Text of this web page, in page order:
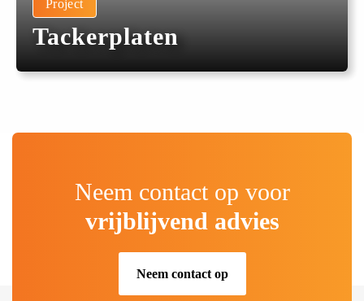
Project
Tackerplaten
Neem contact op voor
vrijblijvend advies
Neem contact op